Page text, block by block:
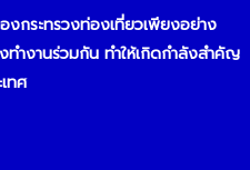
งกระทรวงท่องเที่ยวเพียงอย่าง
ทำงานร่วมกัน ทำให้เกิดกำลังสำคัญ
ทศ